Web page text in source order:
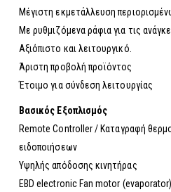
Μέγιστη εκμετάλλευση
Με ρυθμιζόμενα ράφια για τις
Αξιόπιστο και λειτουργικό.
Άριστη προβολή προϊόντος
Έτοιμο για σύνδεση λειτουργίας
Βασικός Εξοπλισμός
Remote Controller / Καταγραφή
ειδοποιήσεων
Υψηλής απόδοσης κινητήρας
EBD electronic Fan motor (evaporator)